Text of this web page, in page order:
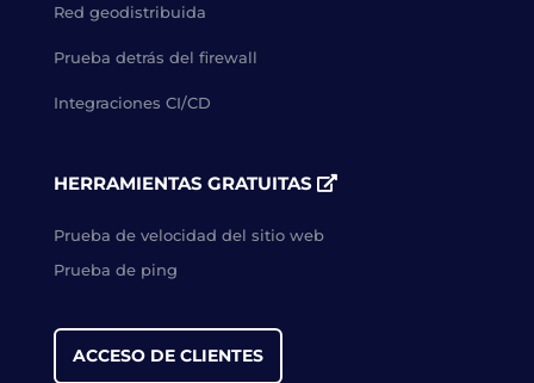
Red geodistribuida
Prueba detrás del firewall
Integraciones CI/CD
HERRAMIENTAS GRATUITAS
Prueba de velocidad del sitio web
Prueba de ping
ACCESO DE CLIENTES